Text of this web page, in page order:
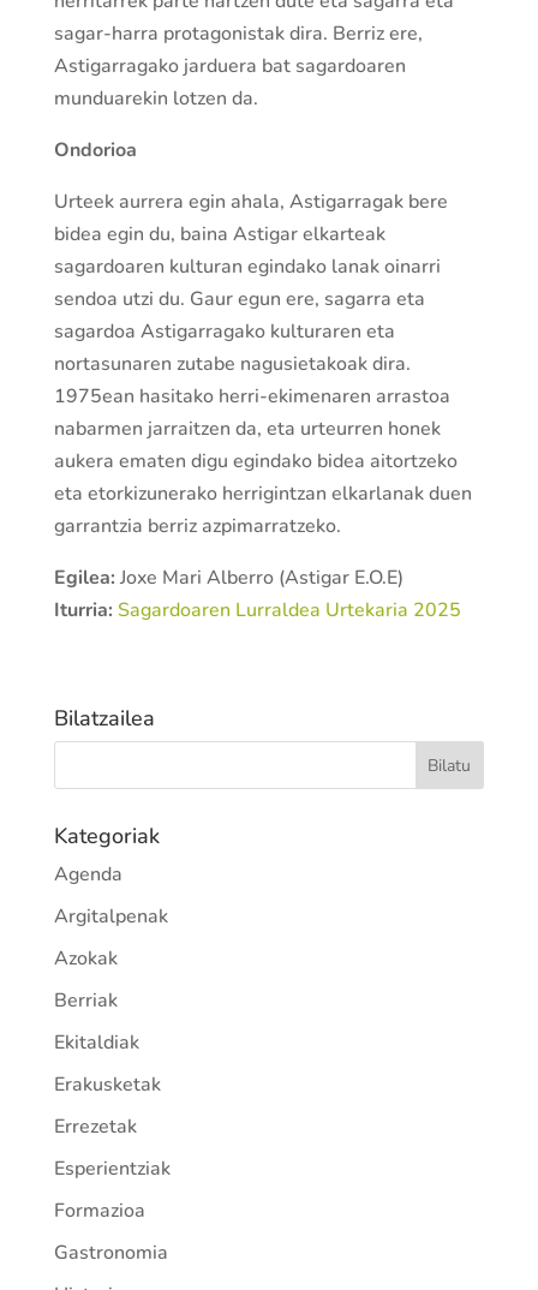
sagar-harra protagonistak dira. Berriz ere,
Astigarragako jarduera bat sagardoaren
munduarekin lotzen da.
Ondorioa
Urteek aurrera egin ahala, Astigarragak bere
bidea egin du, baina Astigar elkarteak
sagardoaren kulturan egindako lanak oinarri
sendoa utzi du. Gaur egun ere, sagarra eta
sagardoa Astigarragako kulturaren eta
nortasunaren zutabe nagusietakoak dira.
1975ean hasitako herri-ekimenaren arrastoa
nabarmen jarraitzen da, eta urteurren honek
aukera ematen digu egindako bidea aitortzeko
eta etorkizunerako herrigintzan elkarlanak duen
garrantzia berriz azpimarratzeko.
Egilea: Joxe Mari Alberro (Astigar E.O.E)
Iturria: Sagardoaren Lurraldea Urtekaria 2025
Bilatzailea
Kategoriak
Agenda
Argitalpenak
Azokak
Berriak
Ekitaldiak
Erakusketak
Errezetak
Esperientziak
Formazioa
Gastronomia